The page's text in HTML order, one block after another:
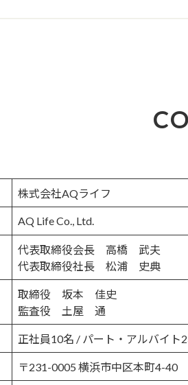
株式会社AQライフ
AQ Life Co., Ltd.
代表取締役会長 高橋 武夫
代表取締役社長 松浦 史典
取締役 坂本 佳史
監査役 土屋 通
正社員10名 / パート・アルバイト
〒231-0005 横浜市中区本町4-40